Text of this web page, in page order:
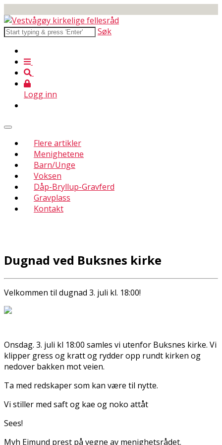
Søk
Logg inn
Flere artikler
Menighetene
Barn/Unge
Voksen
Dåp-Bryllup-Gravferd
Gravplass
Kontakt
Dugnad ved Buksnes kirke
Velkommen til dugnad 3. juli kl. 18:00!
Onsdag. 3. juli kl 18:00 samles vi utenfor Buksnes kirke. Vi
klipper gress og kratt og rydder opp rundt kirken og
nedover bakken mot veien.
Ta med redskaper som kan være til nytte.
Vi stiller med saft og kaffe og noko attåt
Sees!
Mvh Eimund prest på vegne av menighetsrådet.